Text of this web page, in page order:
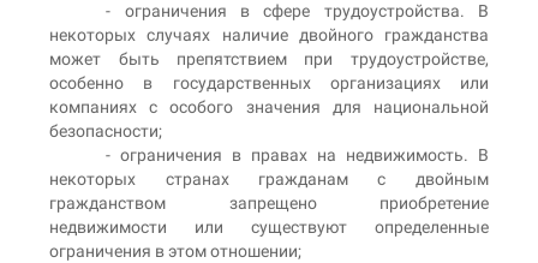
- ограничения в сфере трудоустройства. В
некоторых случаях наличие двойного гражданства
может быть препятствием при трудоустройстве,
особенно в государственных организациях или
компаниях с особого значения для национальной
безопасности;
- ограничения в правах на недвижимость. В
некоторых странах гражданам с двойным
гражданством запрещено приобретение
недвижимости или существуют определенные
ограничения в этом отношении;